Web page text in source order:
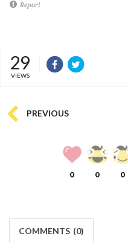
Report
29
VIEWS
PREVIOUS
0 0 0
COMMENTS (0)